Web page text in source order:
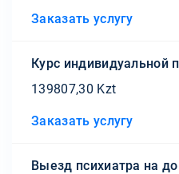
Заказать услугу
Курс индивидуальной
139807,30 Kzt
Заказать услугу
Выезд психиатра на